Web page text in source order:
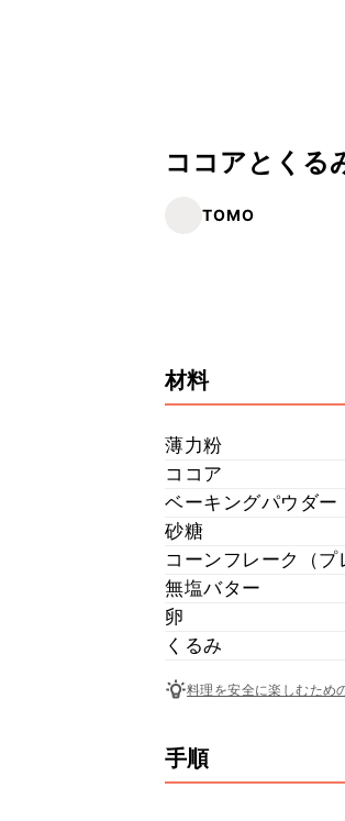
ココアとくる
TOMO
材料
薄力粉
ココア
ベーキングパウダー
砂糖
コーンフレーク（プ
無塩バター
卵
くるみ
料理を安全に楽しむため
手順